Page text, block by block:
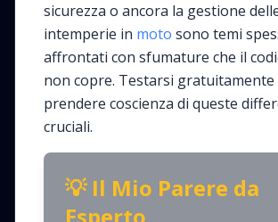
sicurezza o ancora la gestione
intemperie in moto sono temi
affrontati con sfumature che il
non copre. Testarsi
prendere coscienza di queste
cruciali.
💡 Il Mio Parere da